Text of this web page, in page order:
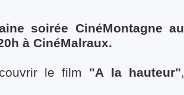
soirée CinéMontagne
à CinéMalraux.
le film "A la hauteur"